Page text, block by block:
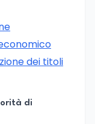
dei titoli
di